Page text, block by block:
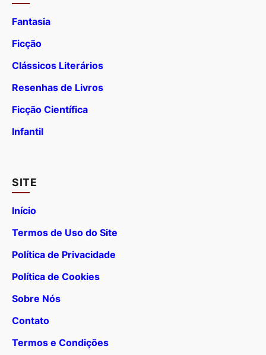
Fantasia
Ficção
Clássicos Literários
Resenhas de Livros
Ficção Científica
Infantil
SITE
Início
Termos de Uso do Site
Política de Privacidade
Política de Cookies
Sobre Nós
Contato
Termos e Condições